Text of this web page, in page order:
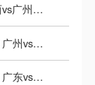
07月16日 CBA夏季联赛季军赛 山西vs广州 全场录像回放
07月28日 深圳龙华CBA男篮邀请赛 广州vs浙江 全场录像回放
07月30日 深圳龙华CBA男篮邀请赛 广东vs广州 全场录像回放